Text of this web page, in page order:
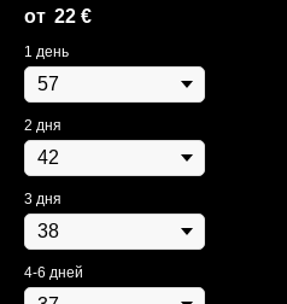
22 €
1 день
2 дня
3 дня
4-6 дней